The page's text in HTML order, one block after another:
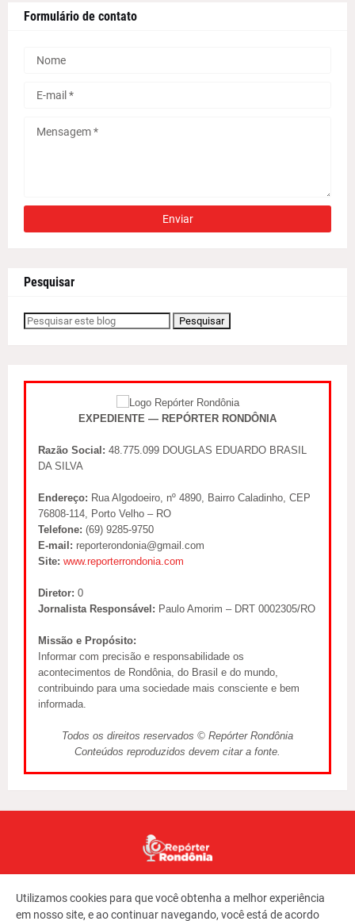
Formulário de contato
Pesquisar
EXPEDIENTE — REPÓRTER RONDÔNIA
Razão Social: 48.775.099 DOUGLAS EDUARDO BRASIL
DA SILVA
Endereço: Rua Algodoeiro, nº 4890, Bairro Caladinho, CEP
76808-114, Porto Velho – RO
Telefone: (69) 9285-9750
E-mail: reporterondonia@gmail.com
Site: www.reporterrondonia.com
Diretor: 0
Jornalista Responsável: Paulo Amorim – DRT 0002305/RO
Missão e Propósito:
Informar com precisão e responsabilidade os
acontecimentos de Rondônia, do Brasil e do mundo,
contribuindo para uma sociedade mais consciente e bem
informada.
Todos os direitos reservados © Repórter Rondônia
Conteúdos reproduzidos devem citar a fonte.
Utilizamos cookies para que você obtenha a melhor experiência
em nosso site, e ao continuar navegando, você está de acordo